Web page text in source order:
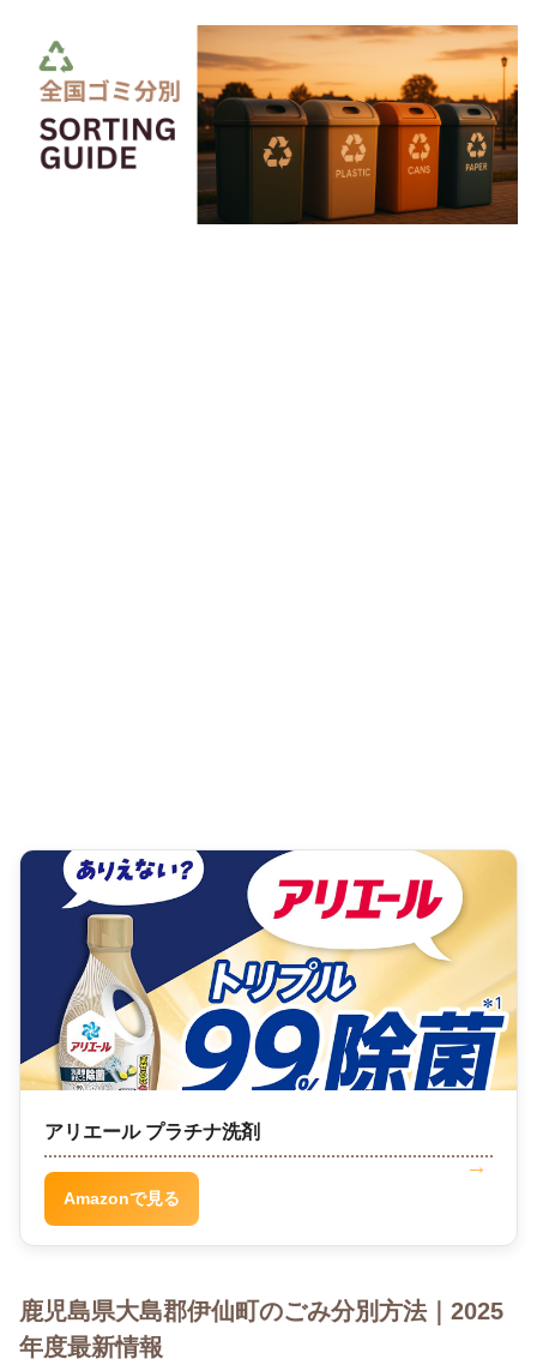
アリエール プラチナ洗剤
Amazonで見る
鹿児島県大島郡伊仙町のごみ分別方法｜2025
年度最新情報